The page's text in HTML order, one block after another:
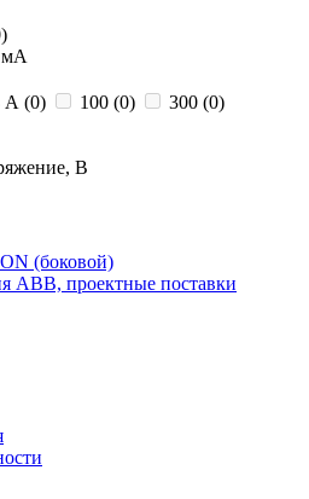
)
мА
А (0) 100 (0) 300 (0)
В